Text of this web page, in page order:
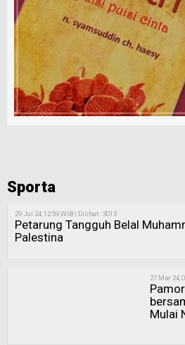
Sporta
29 Jul 24, 12:59 WIB | Dilihat : 3013
Petarung Tangguh Belal
Palestina
27 Mar 24,
Mulai